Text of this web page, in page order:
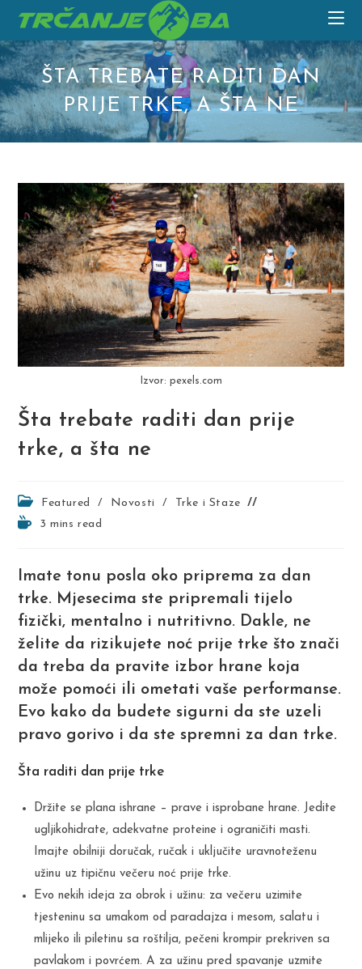
content
ŠTA TREBATE RADITI DAN
PRIJE TRKE, A ŠTA NE
Izvor: pexels.com
Šta trebate raditi dan prije
trke, a šta ne
Post
category:
Featured / Novosti /
Trke i Staze
Reading3 mins read
Imate tonu posla oko priprema za dan
trke. Mjesecima ste pripremali tijelo
fizički, mentalno i nutritivno. Dakle, ne
želite da rizikujete noć prije trke što znači
da treba da pravite izbor hrane koja
može pomoći ili ometati vaše performanse.
Evo kako da budete sigurni da ste uzeli
pravo gorivo i da ste spremni za dan trke.
Šta raditi dan prije trke
Držite se plana ishrane – prave i isprobane hrane. Jedite
ugljikohidrate, adekvatne proteine i ograničiti masti.
Imajte obilniji doručak, ručak i uključite uravnoteženu
užinu uz tipičnu večeru noć prije trke.
Evo nekih ideja za obrok i užinu: za večeru uzimite
tjesteninu sa umakom od paradajza i mesom, salatu i
mlijeko ili piletinu sa roštilja, pečeni krompir prekriven sa
pavlakom i povrćem. A za užinu pred spavanje uzmite